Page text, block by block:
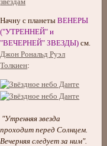
Начну с планетыВЕНЕРЫ
("УТРЕННЕЙ" и
"ВЕЧЕРНЕЙ" ЗВЕЗДЫ) см.
Джон Рональд Руэл
Толкиен:
"Утренняя звезда
проходит перед Солнцем.
Вечерняя следует за ним".